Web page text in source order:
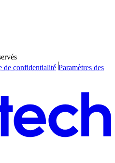
de confidentialité Paramètres des